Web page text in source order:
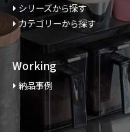
シリーズから探す
カテゴリーから探す
Working
納品事例